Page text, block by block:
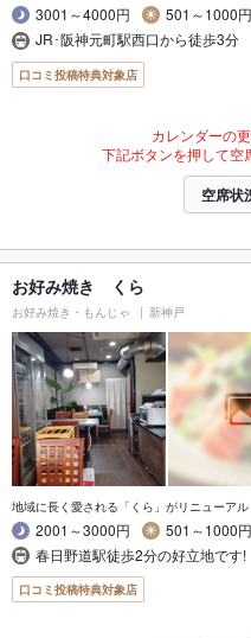
3001～4000円
501～1000円
JR･阪神元町駅西口から徒歩3分
口コミ投稿特典対象店
カレンダーの
下記ボタンを押して空
空席状
お好み焼き くら
お好み焼き・もんじゃ 新神戸
地域に長く愛される「くら」がリニューアル
2001～3000円
501～1000円
春日野道駅徒歩2分の好立地です!
口コミ投稿特典対象店